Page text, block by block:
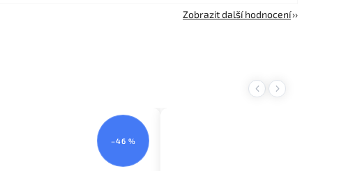
Zobrazit další hodnocení
Previous
–46 %
Next